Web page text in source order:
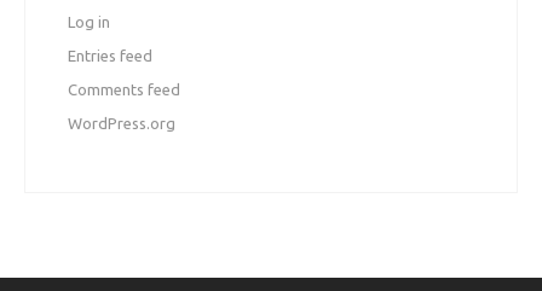
Log in
Entries feed
Comments feed
WordPress.org